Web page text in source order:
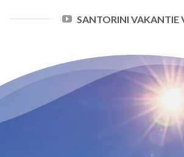
SANTORINI VAKANTIE